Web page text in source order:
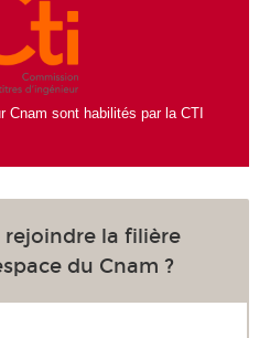
Cnam sont habilités par la CTI
la filière
du Cnam ?